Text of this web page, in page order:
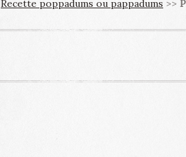
Recette poppadums ou pappadums >>